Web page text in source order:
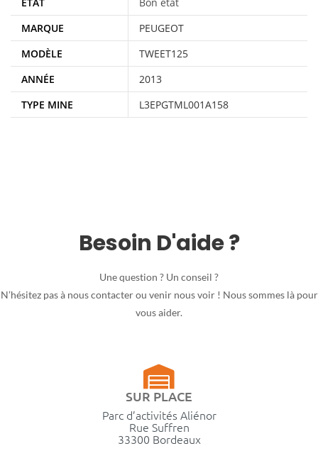
MARQUE
PEUGEOT
MODÈLE
TWEET125
ANNÉE
2013
TYPE MINE
L3EPGTML001A158
Besoin D'aide ?
Une question ? Un conseil ?
N’hésitez pas à nous contacter ou venir nous voir ! Nous sommes là pour
vous aider.
SUR PLACE
Parc d’activités Aliénor
Rue Suffren
33300 Bordeaux